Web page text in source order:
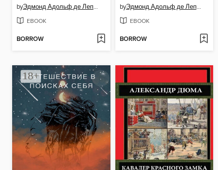
by Эдмонд Адольф де Лепеллетье де Буэлье
EBOOK
BORROW
by Эдмонд Адольф де Лепеллетье де Буэлье
EBOOK
BORROW